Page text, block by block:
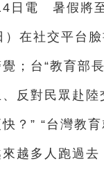
日電 暑假將
在社交平台
；台“教育部
反對民眾赴
？” “台灣教
越多人跑過去